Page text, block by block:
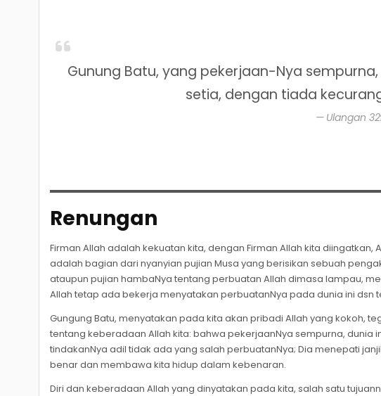
Gunung Batu, yang pekerjaan-Nya
setia, dengan tiada
Ulangan
Renungan
Firman Allah adalah kekuatan kita, dengan Firman Allah kita diingatkan,
adalah bagian dari nyanyian pujian Musa yang berisikan sebuah
ataupun pujian hambaNya tentang perbuatan Allah dimasa lampau,
Allah tetap ada bekerja menyatakan perbuatanNya pada dunia ini dsn
Gungung Batu, menyatakan pada kita akan pribadi Allah yang kokoh,
tentang keberadaan Allah kita: bahwa pekerjaanNya sempurna, dunia
tindakanNya adil tidak ada yang salah perbuatanNya; Dia menepati
benar dan membawa kita hidup dalam kebenaran.
Diri dan keberadaan Allah yang dinyatakan pada kita, salah satu